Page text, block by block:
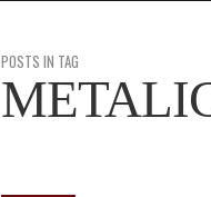
POSTS IN TAG